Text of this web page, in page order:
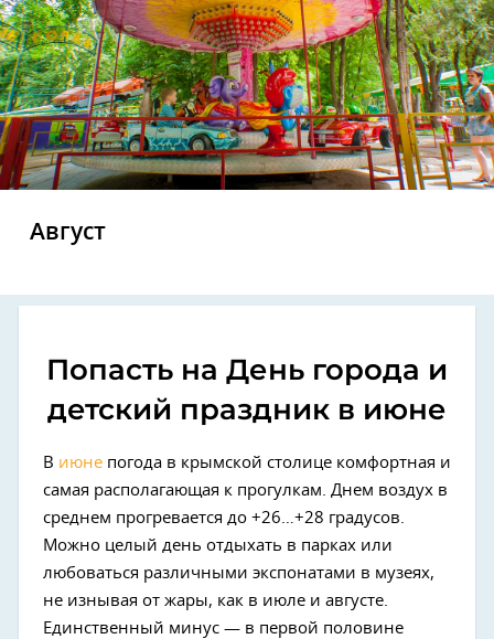
Август
Попасть на День города и
детский праздник в июне
В июне погода в крымской столице комфортная и
самая располагающая к прогулкам. Днем воздух в
среднем прогревается до +26…+28 градусов.
Можно целый день отдыхать в парках или
любоваться различными экспонатами в музеях,
не изнывая от жары, как в июле и августе.
Единственный минус — в первой половине